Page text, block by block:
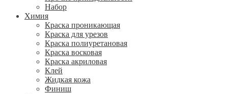
Набор
Химия
Краска проникающая
Краска для урезов
Краска полиуретановая
Краска восковая
Краска акриловая
Клей
Жидкая кожа
Финиш